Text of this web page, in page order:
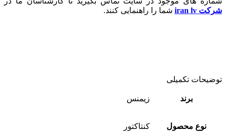
شرکت iran lv
شما را راهنمایی کنند.
توضیحات تکمیلی
برند زیمنس
نوع محصول کنتاکتور